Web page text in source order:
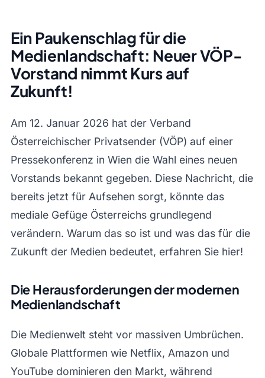
Ein Paukenschlag für die
Medienlandschaft: Neuer VÖP-
Vorstand nimmt Kurs auf
Zukunft!
Am 12. Januar 2026 hat der Verband
Österreichischer Privatsender (VÖP) auf einer
Pressekonferenz in Wien die Wahl eines neuen
Vorstands bekannt gegeben. Diese Nachricht, die
bereits jetzt für Aufsehen sorgt, könnte das
mediale Gefüge Österreichs grundlegend
verändern. Warum das so ist und was das für die
Zukunft der Medien bedeutet, erfahren Sie hier!
Die Herausforderungen der modernen
Medienlandschaft
Die Medienwelt steht vor massiven Umbrüchen.
Globale Plattformen wie Netflix, Amazon und
YouTube dominieren den Markt, während